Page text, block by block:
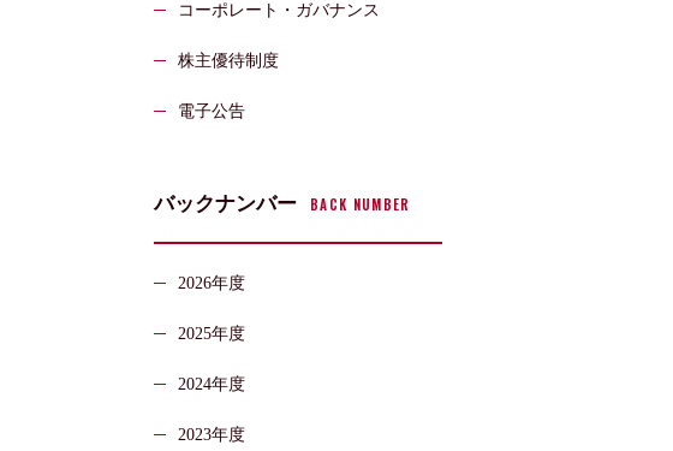
コーポレート・ガバナンス
株主優待制度
電子公告
バックナンバー BACK NUMBER
2026年度
2025年度
2024年度
2023年度